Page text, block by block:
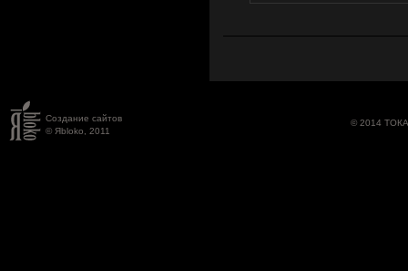
Создание сайтов
© Яbloko, 2011
© 2014